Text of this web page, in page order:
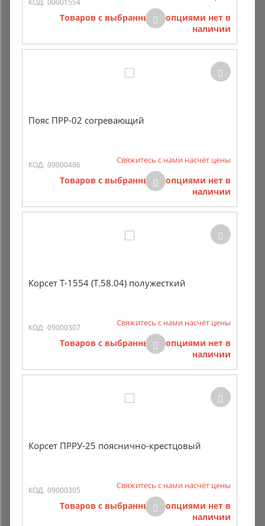
КОД: 00001554
Товаров с выбранными опциями нет в
наличии
Пояс ПРР-02 согревающий
КОД: 09000486 Свяжитесь с нами насчёт цены
Товаров с выбранными опциями нет в
наличии
Корсет Т-1554 (Т.58.04) полужесткий
КОД: 09000307 Свяжитесь с нами насчёт цены
Товаров с выбранными опциями нет в
наличии
Корсет ПРРУ-25 пояснично-крестцовый
КОД: 09000305 Свяжитесь с нами насчёт цены
Товаров с выбранными опциями нет в
наличии